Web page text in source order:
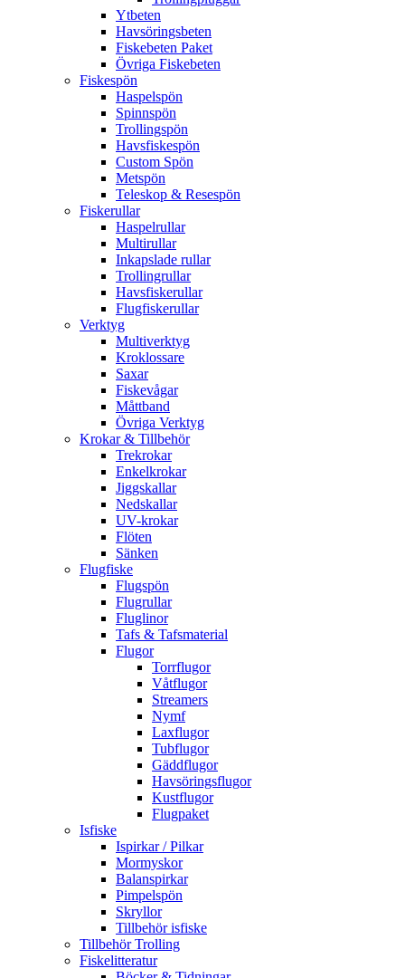
Ytbeten
Havsöringsbeten
Fiskebeten Paket
Övriga Fiskebeten
Fiskespön
Haspelspön
Spinnspön
Trollingspön
Havsfiskespön
Custom Spön
Metspön
Teleskop & Resespön
Fiskerullar
Haspelrullar
Multirullar
Inkapslade rullar
Trollingrullar
Havsfiskerullar
Flugfiskerullar
Verktyg
Multiverktyg
Kroklossare
Saxar
Fiskevågar
Måttband
Övriga Verktyg
Krokar & Tillbehör
Trekrokar
Enkelkrokar
Jiggskallar
Nedskallar
UV-krokar
Flöten
Sänken
Flugfiske
Flugspön
Flugrullar
Fluglinor
Tafs & Tafsmaterial
Flugor
Torrflugor
Våtflugor
Streamers
Nymf
Laxflugor
Tubflugor
Gäddflugor
Havsöringsflugor
Kustflugor
Flugpaket
Isfiske
Ispirkar / Pilkar
Mormyskor
Balanspirkar
Pimpelspön
Skryllor
Tillbehör isfiske
Tillbehör Trolling
Fiskelitteratur